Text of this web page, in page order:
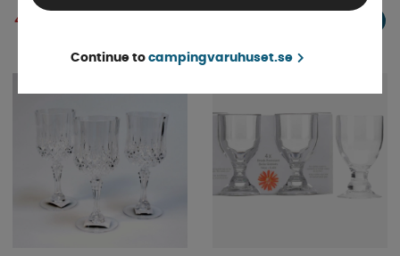
49 kr
Continue to campingvaruhuset.se